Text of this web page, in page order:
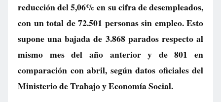
reducción del 5,06% en su cifra de desempleados,
con un total de 72.501 personas sin empleo. Esto
supone una bajada de 3.868 parados respecto al
mismo mes del año anterior y de 801 en
comparación con abril, según datos oficiales del
Ministerio de Trabajo y Economía Social.